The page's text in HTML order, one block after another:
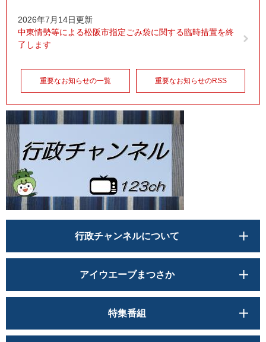
2026年7月14日更新
中東情勢等による松阪市指定ごみ袋に関する臨時措置を終
了します
重要なお知らせの一覧 重要なお知らせのRSS
行政チャンネルについて
アイウエーブまつさか
特集番組